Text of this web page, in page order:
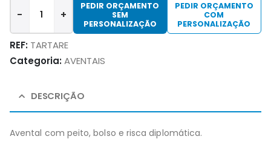
- +
PEDIR ORÇAMENTO
SEM
PERSONALIZAÇÃO
PEDIR ORÇAMENTO
COM
PERSONALIZAÇÃO
REF: TARTARE
Categoria:AVENTAIS
DESCRIÇÃO
Avental com peito, bolso e risca diplomática.